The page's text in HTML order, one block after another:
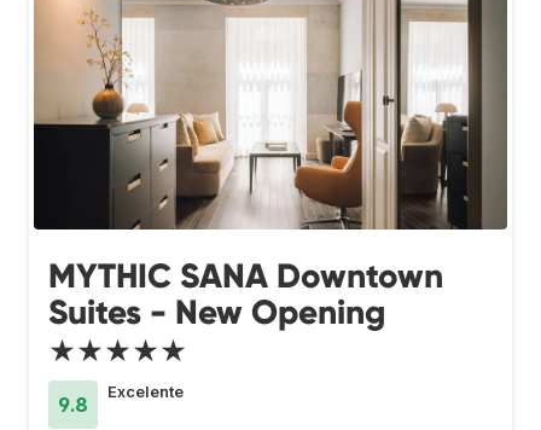
MYTHIC SANA Downtown
Suites - New Opening
★★★★★
9.8
Excelente